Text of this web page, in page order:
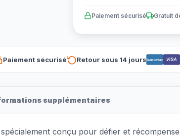
Paiement sécurisé Gratuit
Paiement sécurisé Retour sous 14 joursBancontact VISA
supplémentaires
conçu pour défier et